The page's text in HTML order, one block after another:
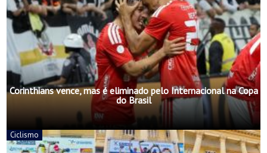
Corinthians vence, mas é eliminado pelo Internacional na Copa
do Brasil
Ciclismo